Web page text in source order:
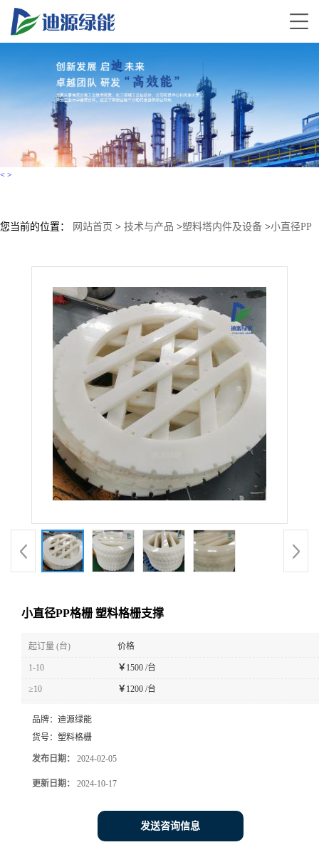
< >
您当前的位置： 网站首页 > 技术与产品 >塑料塔内件及设备 >小直径PP
小直径PP格栅 塑料格栅支撑
起订量 (台) 价格
1-10 ￥ 1500 /台
≥10 ￥ 1200 /台
品牌： 迪源绿能
货号： 塑料格栅
发布日期： 2024-02-05
更新日期： 2024-10-17
发送咨询信息